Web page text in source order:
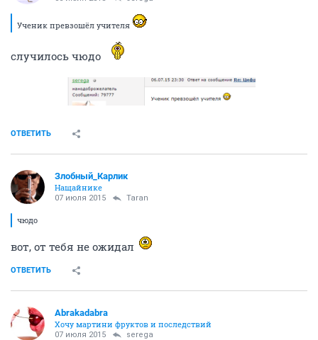
Ученик превзошёл учителя
случилось чюдо
ОТВЕТИТЬ
Злобный_Карлик
Нащайнике
07 июля 2015 Taran
чюдо
вот, от тебя не ожидал
ОТВЕТИТЬ
Abrakadabra
Хочу мартини фруктов и последствий
07 июля 2015 serega